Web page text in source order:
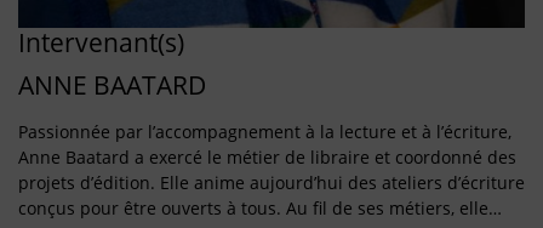
Intervenant(s)
ANNE BAATARD
Passionnée par l’accompagnement à la lecture et à l’écriture,
Anne Baatard a exercé le métier de libraire et coordonné des
projets d’édition. Elle anime aujourd’hui des ateliers d’écriture
conçus pour être ouverts à tous. Au fil de ses métiers, elle…